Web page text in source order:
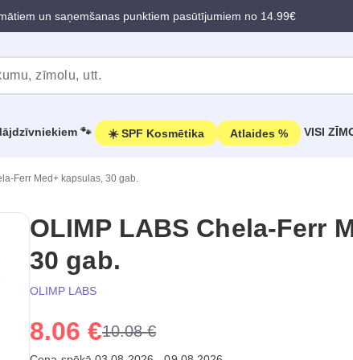
un saņemšanas punktiem pasūtījumiem no 14.99€
🐾 ☀️ SPF Kosmētika Atlaides % VISI
Ferr Med+ kapsulas, 30 gab.
OLIMP LABS Chela-Ferr
30 gab.
OLIMP LABS
8.06 €10.08 €